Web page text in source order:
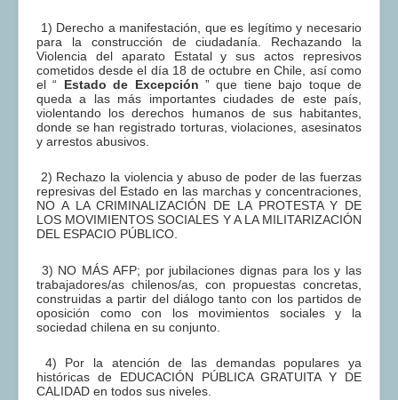
1) Derecho a manifestación, que es legítimo y necesario
para la construcción de ciudadanía. Rechazando la
Violencia del aparato Estatal y sus actos represivos
cometidos desde el día 18 de octubre en Chile, así como
el “​ Estado de Excepción ​ ” que tiene bajo toque de
queda a las más importantes ciudades de este país,
violentando los derechos humanos de sus habitantes,
donde se han registrado torturas, violaciones, asesinatos
y arrestos abusivos.
2) Rechazo la violencia y abuso de poder de las fuerzas
represivas del Estado en las marchas y concentraciones,
NO A LA CRIMINALIZACIÓN DE LA PROTESTA Y DE
LOS MOVIMIENTOS SOCIALES Y A LA MILITARIZACIÓN
DEL ESPACIO PÚBLICO.
3) NO MÁS AFP; por jubilaciones dignas para los y las
trabajadores/as chilenos/as, con propuestas concretas,
construidas a partir del diálogo tanto con los partidos de
oposición como con los movimientos sociales y la
sociedad chilena en su conjunto.
4) Por la atención de las demandas populares ya
históricas de EDUCACIÓN PÚBLICA GRATUITA Y DE
CALIDAD en todos sus niveles.